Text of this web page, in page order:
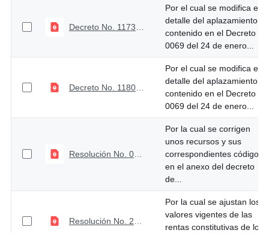
Por el cual se modifica el
detalle del aplazamiento
contenido en el Decreto
0069 del 24 de enero...
Decreto No. 1180 de noviembre 7 de 2025
Por el cual se modifica el
detalle del aplazamiento
contenido en el Decreto
0069 del 24 de enero...
Resolución No. 0023 del 20 de octubre de 2025
Por la cual se corrigen
unos recursos y sus
correspondientes códigos
en el anexo del decreto
de...
Por la cual se ajustan los
valores vigentes de las
rentas constitutivas de los